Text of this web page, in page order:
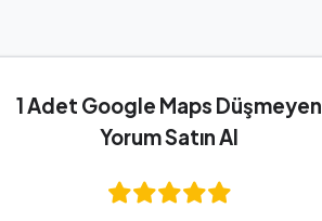
1 Adet Google Maps Düşmeyen
Yorum Satın Al